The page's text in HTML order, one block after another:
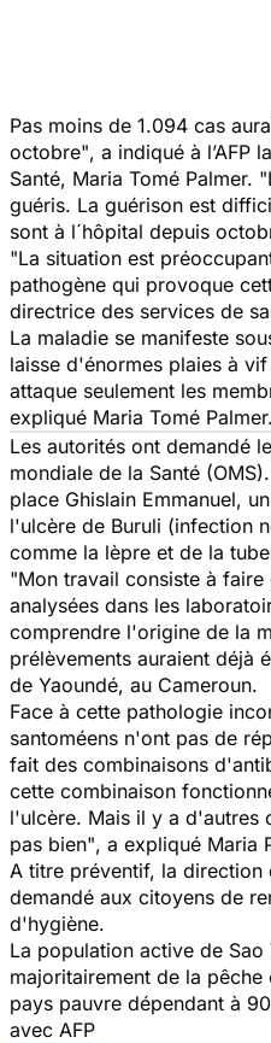
Pas moins de 1.094 cas
octobre", a indiqué à l’AFP
Santé, Maria Tomé Palmer.
guéris. La guérison est
sont à l´hôpital depuis
"La situation est
pathogène qui provoque
directrice des services de
La maladie se manifeste
laisse d'énormes plaies à
attaque seulement les
expliqué Maria Tomé Palmer.
Les autorités ont demandé
mondiale de la Santé
place Ghislain Emmanuel,
l'ulcère de Buruli (infection
comme la lèpre et de la
"Mon travail consiste à
analysées dans les
comprendre l'origine de la
prélèvements auraient déjà
de Yaoundé, au Cameroun.
Face à cette pathologie
santoméens n'ont pas de
fait des combinaisons
cette combinaison
l'ulcère. Mais il y a d'autres
pas bien", a expliqué Maria
A titre préventif, la direction
demandé aux citoyens de
d'hygiène.
La population active de
majoritairement de la
pays pauvre dépendant à
avec AFP